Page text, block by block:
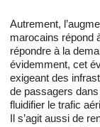
Autrement,
marocains répond
répondre à la
évidemment, cet
exigeant des
de passagers
fluidifier le trafic
Il s’agit aussi de